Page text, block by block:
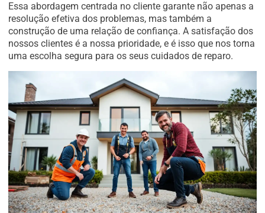
Essa abordagem centrada no cliente garante não apenas a
resolução efetiva dos problemas, mas também a
construção de uma relação de confiança. A satisfação dos
nossos clientes é a nossa prioridade, e é isso que nos torna
uma escolha segura para os seus cuidados de reparo.